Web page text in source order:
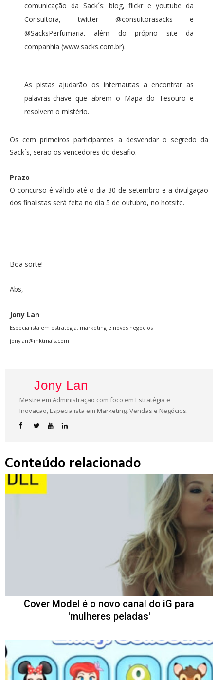
comunicação da Sack´s: blog, flickr e youtube da
Consultora, twitter @consultorasacks e
@SacksPerfumaria, além do próprio site da
companhia (www.sacks.com.br).
As pistas ajudarão os internautas a encontrar as
palavras-chave que abrem o Mapa do Tesouro e
resolvem o mistério.
Os cem primeiros participantes a desvendar o segredo da
Sack´s, serão os vencedores do desafio.
Prazo
O concurso é válido até o dia 30 de setembro e a divulgação
dos finalistas será feita no dia 5 de outubro, no hotsite.
Boa sorte!
Abs,
Jony Lan
Especialista em estratégia, marketing e novos negócios
jonylan@mktmais.com
Jony Lan
Mestre em Administração com foco em Estratégia e
Inovação, Especialista em Marketing, Vendas e Negócios.
Conteúdo relacionado
Cover Model é o novo canal do iG para
'mulheres peladas'